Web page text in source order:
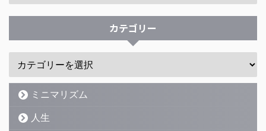
カテゴリー
ミニマリズム
人生